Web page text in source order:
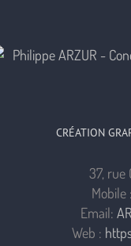
CRÉATION
37, rue
Mobile :
Email:
Web :